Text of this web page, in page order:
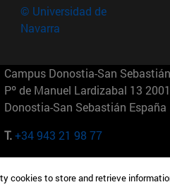
© Universidad de
Navarra
Campus Donostia-San Sebastián
Pº de Manuel Lardizabal 13
Donostia-San Sebastián España
T.+34 943 21 98 77
165 W 57th St 10019-2201
cookies to store and retrieve